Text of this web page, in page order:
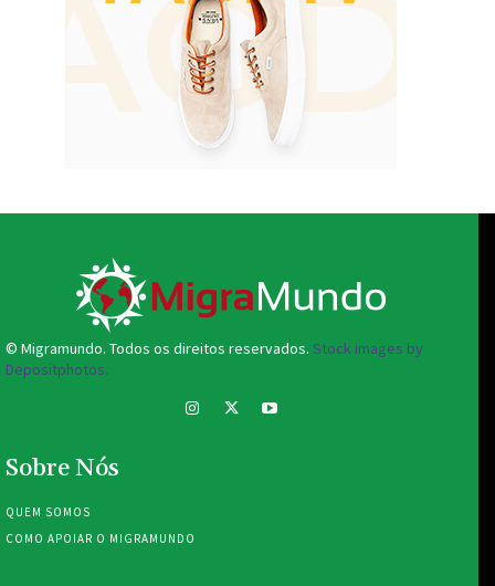
© Migramundo. Todos os direitos reservados. Stock images by
Depositphotos.
Sobre Nós
QUEM SOMOS
COMO APOIAR O MIGRAMUNDO